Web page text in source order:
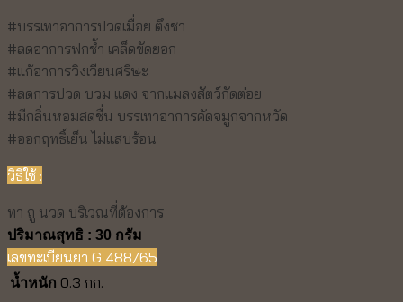
#บรรเทาอาการปวดเมื่อย ตึงชา
#ลดอาการฟกช้ำ เคล็ดขัดยอก
#แก้อาการวิงเวียนศรีษะ
#ลดการปวด บวม แดง จากแมลงสัตว์กัดต่อย
#มีกลิ่นหอมสดชื่น บรรเทาอาการคัดจมูกจากหวัด
#ออกฤทธิ์เย็น ไม่แสบร้อน
วิธีใช้ :
ทา ถู นวด บริเวณที่ต้องการ
ปริมาณสุทธิ : 30 กรัม
เลขทะเบียนยา G 488/65
น้ำหนัก 0.3 กก.